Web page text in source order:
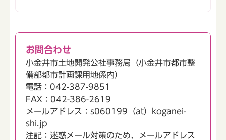
お問合わせ
小金井市土地開発公社事務局（小金井市都市整
備部都市計画課用地係内）
電話：042-387-9851
FAX：042-386-2619
メールアドレス：s060199（at）koganei-
shi.jp
注記：迷惑メール対策のため、メールアドレス